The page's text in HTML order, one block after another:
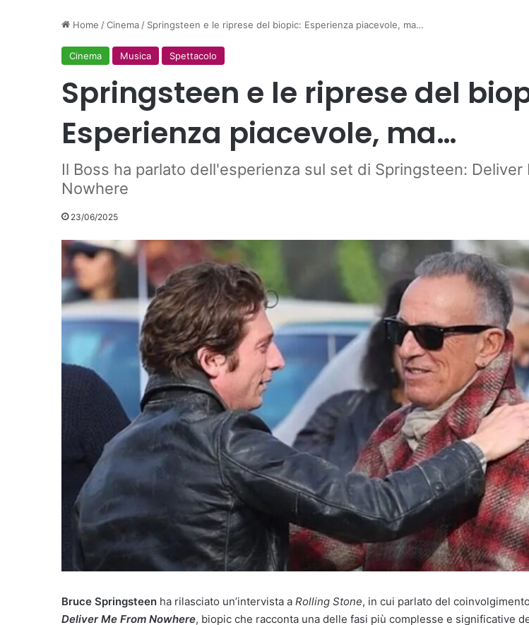
Home /Cinema / Springsteen e le riprese del biopic: Esperienza piacevole, ma…
Cinema Musica Spettacolo
Springsteen e le riprese del
Esperienza piacevole, ma…
Il Boss ha parlato dell'esperienza sul set di Springsteen: Deliver
Nowhere
23/06/2025
Bruce Springsteen ha rilasciato un’intervista a Rolling Stone, in cui parlato del
Deliver Me From Nowhere, biopic che racconta una delle fasi più complesse e significative